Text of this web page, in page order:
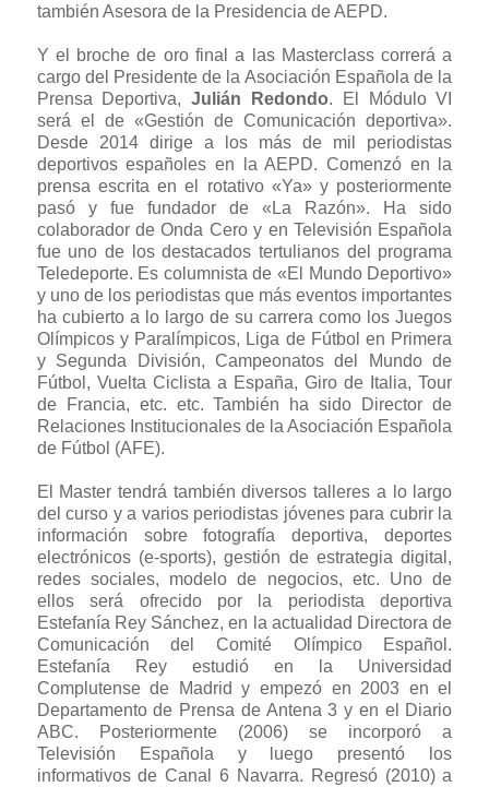
también Asesora de la Presidencia de AEPD.
Y el broche de oro final a las Masterclass correrá a
cargo del Presidente de la Asociación Española de la
Prensa Deportiva,Julián Redondo. El Módulo VI
será el de «Gestión de Comunicación deportiva».
Desde 2014 dirige a los más de mil periodistas
deportivos españoles en la AEPD. Comenzó en la
prensa escrita en el rotativo «Ya» y posteriormente
pasó y fue fundador de «La Razón». Ha sido
colaborador de Onda Cero y en Televisión Española
fue uno de los destacados tertulianos del programa
Teledeporte. Es columnista de «El Mundo Deportivo»
y uno de los periodistas que más eventos importantes
ha cubierto a lo largo de su carrera como los Juegos
Olímpicos y Paralímpicos, Liga de Fútbol en Primera
y Segunda División, Campeonatos del Mundo de
Fútbol, Vuelta Ciclista a España, Giro de Italia, Tour
de Francia, etc. etc. También ha sido Director de
Relaciones Institucionales de la Asociación Española
de Fútbol (AFE).
El Master tendrá también diversos talleres a lo largo
del curso y a varios periodistas jóvenes para cubrir la
información sobre fotografía deportiva, deportes
electrónicos (e-sports), gestión de estrategia digital,
redes sociales, modelo de negocios, etc. Uno de
ellos será ofrecido por la periodista deportiva
Estefanía Rey Sánchez, en la actualidad Directora de
Comunicación del Comité Olímpico Español.
Estefanía Rey estudió en la Universidad
Complutense de Madrid y empezó en 2003 en el
Departamento de Prensa de Antena 3 y en el Diario
ABC. Posteriormente (2006) se incorporó a
Televisión Española y luego presentó los
informativos de Canal 6 Navarra. Regresó (2010) a